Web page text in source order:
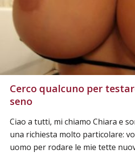
Cerco qualcuno per
seno
Ciao a tutti, mi chiamo Chiara e
una richiesta molto particolare:
uomo per rodare le mie tette